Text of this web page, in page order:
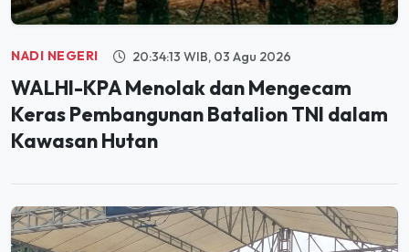
NADI NEGERI 20:34:13 WIB, 03 Agu 2026
WALHI-KPA Menolak dan Mengecam
Keras Pembangunan Batalion TNI dalam
Kawasan Hutan